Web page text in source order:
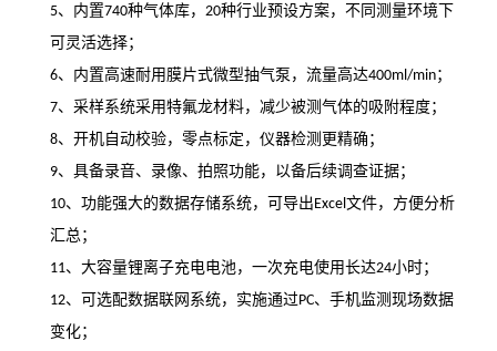
5、内置740种气体库， 20种行业预设方案，不同测量环境下
可灵活选择；
6、内置高速耐用膜片式微型抽气泵，流量高达400ml/min；
7、采样系统采用特氟龙材料，减少被测气体的吸附程度；
8、开机自动校验，零点标定，仪器检测更精确 ；
9、具备录音、录像、拍照功能，以备后续调查证据；
10、功能强大的数据存储系统，可导出 Excel 文件，方便分析
汇总 ；
11、大容量锂离子充电电池，一次充电使用长达24小时；
12、可选配数据联网系统，实施通过 PC、手机监测现场数据
变化；